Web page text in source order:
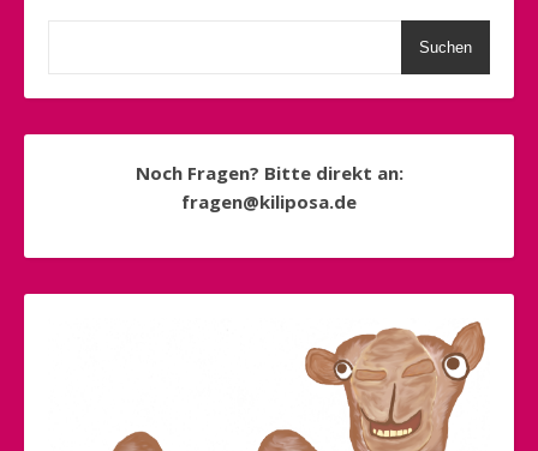
Suchen
Noch Fragen? Bitte direkt an:
fragen@kiliposa.de